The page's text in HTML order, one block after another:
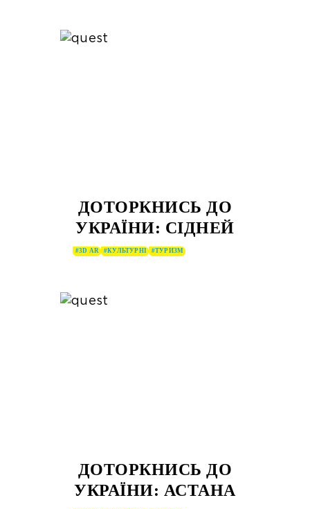
ДОТОРКНИСЬ ДО
УКРАЇНИ: СІДНЕЙ
#3D AR #КУЛЬТУРНІ #ТУРИЗМ
ДОТОРКНИСЬ ДО
УКРАЇНИ: АСТАНА